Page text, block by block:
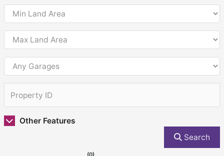
Other Features
Search